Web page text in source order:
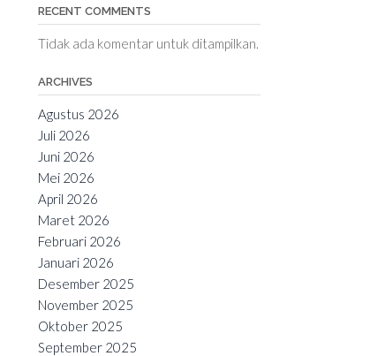
RECENT COMMENTS
Tidak ada komentar untuk ditampilkan.
ARCHIVES
Agustus 2026
Juli 2026
Juni 2026
Mei 2026
April 2026
Maret 2026
Februari 2026
Januari 2026
Desember 2025
November 2025
Oktober 2025
September 2025